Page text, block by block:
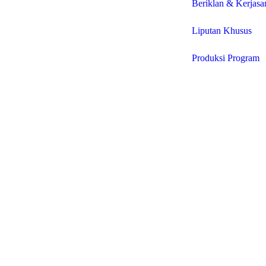
Beriklan &
Liputan Khusus
Produksi Program